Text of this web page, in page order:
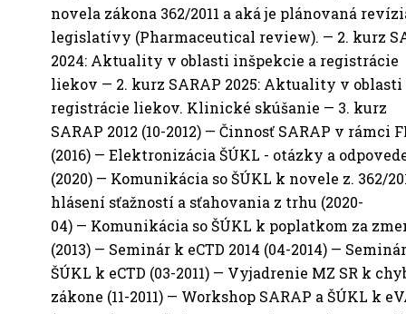
novela zákona 362/2011 a aká je plánovaná
legislatívy (Pharmaceutical review). — 2. kurz
2024: Aktuality v oblasti inšpekcie a registrácie
liekov — 2. kurz SARAP 2025: Aktuality v oblasti
registrácie liekov. Klinické skúšanie — 3. kurz
SARAP 2012 (10-2012) — Činnosť SARAP v rámci
(2016) — Elektronizácia ŠÚKL - otázky a
(2020) — Komunikácia so ŠÚKL k novele z. 362/
hlásení sťažností a sťahovania z trhu (2020-
04) — Komunikácia so ŠÚKL k poplatkom za
(2013) — Seminár k eCTD 2014 (04-2014) — Seminár
ŠÚKL k eCTD (03-2011) — Vyjadrenie MZ SR k
zákone (11-2011) — Workshop SARAP a ŠÚKL k